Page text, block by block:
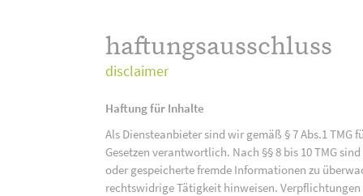
haftungsausschluss
disclaimer
Haftung für Inhalte
Als Diensteanbieter sind wir gemäß § 7 Abs.1
Gesetzen verantwortlich. Nach §§ 8 bis 10 TMG
oder gespeicherte fremde Informationen zu
rechtswidrige Tätigkeit hinweisen.